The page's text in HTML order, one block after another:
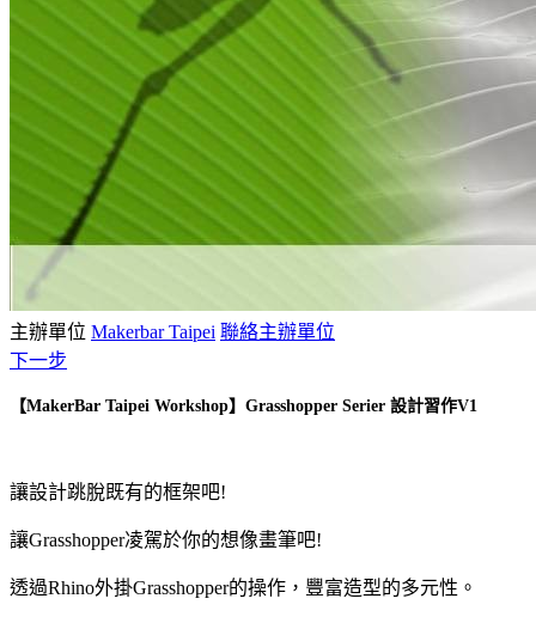
主辦單位 Makerbar Taipei 聯絡主辦單位
下一步
【MakerBar Taipei Workshop】Grasshopper Serier 設計習作V1
讓設計跳脫既有的框架吧!
讓Grasshopper凌駕於你的想像畫筆吧!
透過Rhino外掛Grasshopper的操作，豐富造型的多元性。